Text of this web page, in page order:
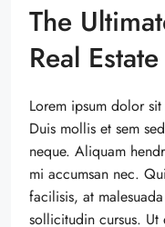
The
Real Estate
Lorem ipsum dolor
Duis mollis et sem
neque. Aliquam
mi accumsan nec.
facilisis, at
sollicitudin cursus.